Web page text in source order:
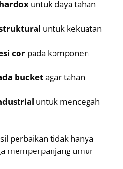
untuk daya tahan
untuk kekuatan
cor pada komponen
bucketagar tahan
untuk mencegah
perbaikan tidak hanya
memperpanjang umur